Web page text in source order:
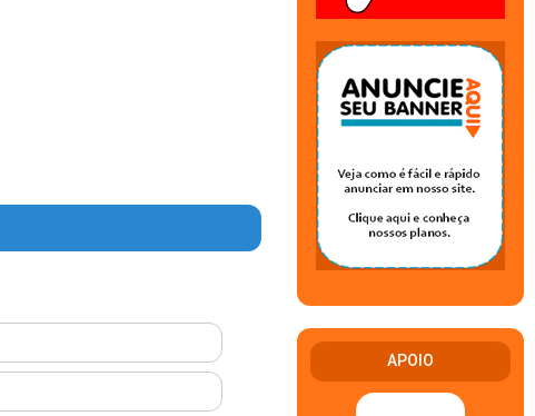
APOIO